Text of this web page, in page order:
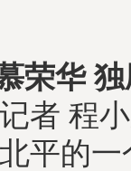
荣华
者 程
平的